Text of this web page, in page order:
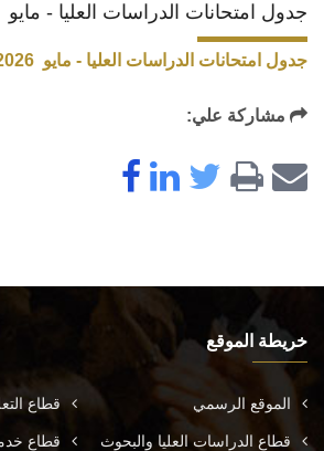
جدول امتحانات الدراسات العليا - مايو 2026
جدول امتحانات الدراسات العليا - مايو 2026
مشاركة علي:
خريطة الموقع
الموقع الرسمي قطاع
قطاع الدراسات العليا والبحوث قطاع